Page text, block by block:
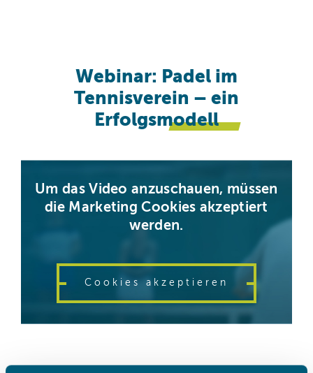
Webinar: Padel im
Tennisverein – ein
Erfolgsmodell
Um das Video anzuschauen, müssen
die Marketing Cookies akzeptiert
werden.
Cookies akzeptieren